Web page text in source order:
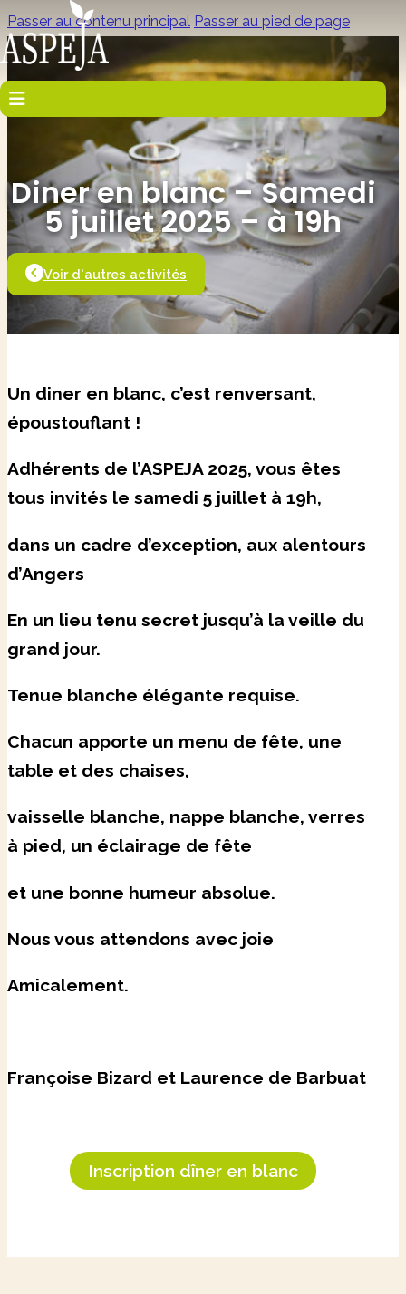
Passer au contenu principal Passer au pied de page
Diner en blanc – Samedi
5 juillet 2025 – à 19h
Voir d'autres activités
Un diner en blanc, c’est renversant,
époustouflant !
Adhérents de l’ASPEJA 2025, vous êtes
tous invités le samedi 5 juillet à 19h,
dans un cadre d’exception, aux alentours
d’Angers
En un lieu tenu secret jusqu’à la veille du
grand jour.
Tenue blanche élégante requise.
Chacun apporte un menu de fête, une
table et des chaises,
vaisselle blanche, nappe blanche, verres
à pied, un éclairage de fête
et une bonne humeur absolue.
Nous vous attendons avec joie
Amicalement.
Françoise Bizard et Laurence de Barbuat
Inscription dîner en blanc